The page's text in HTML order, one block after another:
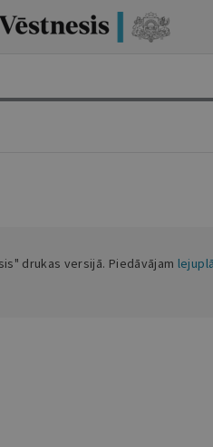
drukas versijā. Piedāvājam